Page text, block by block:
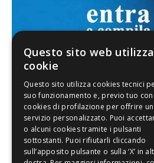
FACEBOOK
Questo sito web utilizza
cookie